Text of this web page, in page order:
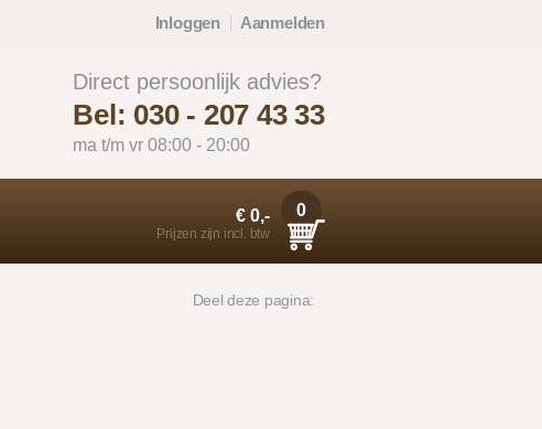
Inloggen Aanmelden
€ 0,-
Prijzen zijn incl. btw
0
Direct persoonlijk advies?
Bel: 030 - 207 43 33
ma t/m vr 08:00 - 20:00
Deel deze pagina: